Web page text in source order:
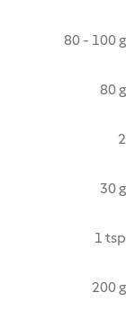
80 - 100 g
80 g
2
30 g
1 tsp
200 g